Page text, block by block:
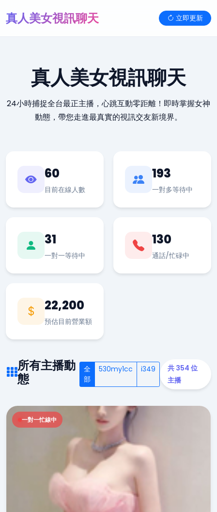
真人美女視訊聊天 立即更新
真人美女視訊聊天
24小時捕捉全台最正主播，心跳互動零距離！即時掌握女神
動態，帶您走進最真實的視訊交友新境界。
60
目前在線人數
193
一對多等待中
31
一對一等待中
130
通話/忙碌中
22,200
預估目前營業額
所有主播動
態
全
部
530my1cc i349
共 354 位
主播
一對一忙線中